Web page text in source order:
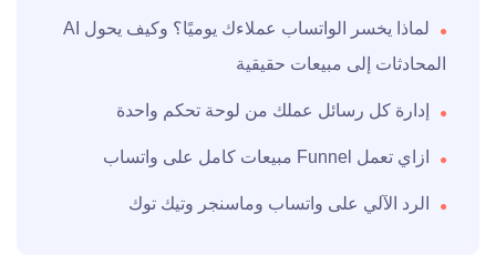
لماذا يخسر الواتساب عملاءك يوميًا؟ وكيف يحول AI
المحادثات إلى مبيعات حقيقية
إدارة كل رسائل عملك من لوحة تحكم واحدة
ازاي تعمل Funnel مبيعات كامل على واتساب
الرد الآلي على واتساب وماسنجر وتيك توك